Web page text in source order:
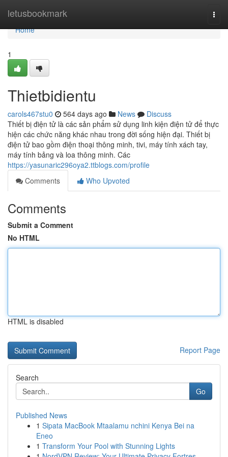
letusbookmark
Home
Home
1
Thietbidientu
carols467stu0 564 days ago News
Discuss
Thiết bị điện tử là các sản phẩm sử dụng linh kiện điện tử để thực
hiện các chức năng khác nhau trong đời sống hiện đại. Thiết bị
điện tử bao gồm điện thoại thông minh, tivi, máy tính xách tay,
máy tính bảng và loa thông minh. Các
https://yasunaric296oya2.ttblogs.com/profile
Comments
Who Upvoted
Comments
Submit a Comment
No HTML
HTML is disabled
Report Page
Search
Go
Published News
1 Sipata MacBook Mtaalamu nchini Kenya Bei na
Eneo
1 Transform Your Pool with Stunning Lights